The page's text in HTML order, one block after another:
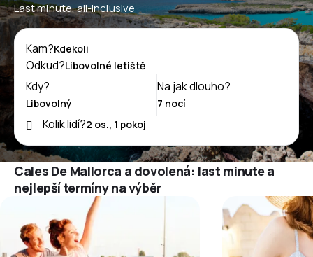
Last minute, all-inclusive
Kam?
Odkud?
Kdy?
Na jak dlouho?
Kolik lidí?
Cales De Mallorca a dovolená: last minute a
nejlepší termíny na výběr